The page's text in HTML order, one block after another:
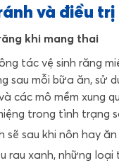
và điều
khi mang thai
tác vệ sinh răng
sau mỗi bữa ăn, sử
các mô mềm xung
trong tình trạng
sẽ sau khi nôn hay
rau xanh, những